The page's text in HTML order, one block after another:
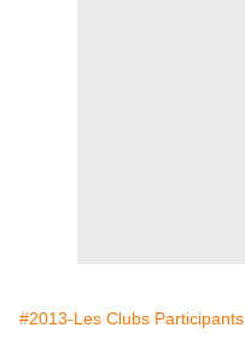
#2013-Les Clubs Participants